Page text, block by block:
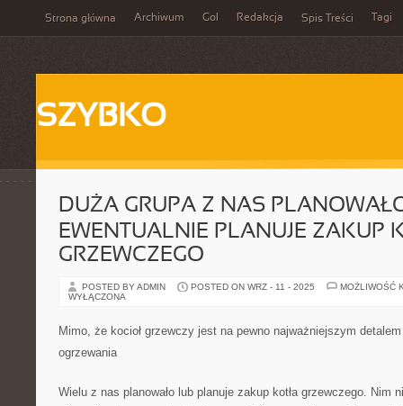
Strona główna Archiwum Gol Redakcja Spis Treści Tagi
SZYBKO
DUŻA GRUPA Z NAS
EWENTUALNIE PLANUJE ZAKUP
GRZEWCZEGO
POSTED BY ADMIN POSTED ON WRZ - 11 - 2025
MOŻLIWOŚĆ
WYŁĄCZONA
Mimo, że kocioł grzewczy jest na pewno najważniejszym detalem
ogrzewania
Wielu z nas planowało lub planuje zakup kotła grzewczego. Nim